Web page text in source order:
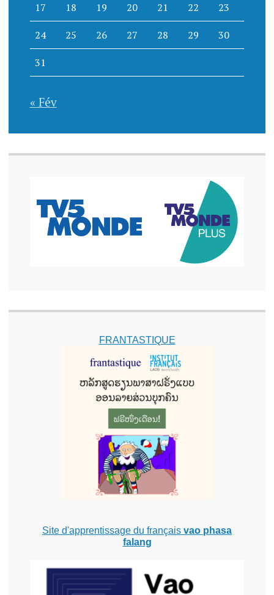
17 18 19 20 21 22 23
24 25 26 27 28 29 30
31
« Fév
FRANTASTIQUE
Site d'apprentissage du français vao phasa
falang